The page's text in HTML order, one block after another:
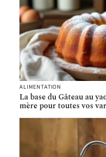
ALIMENTATION
La base du Gâteau au
mère pour toutes vos